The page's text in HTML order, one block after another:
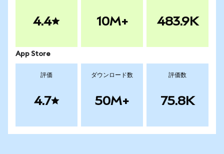
4.4 10M+ 483.9K
App Store
評価
4.7
ダウンロード数
50M+
評価数
75.8K